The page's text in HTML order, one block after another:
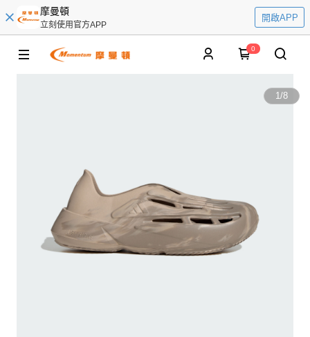
摩曼頓
立刻使用官方APP
開啟APP
0
1/8